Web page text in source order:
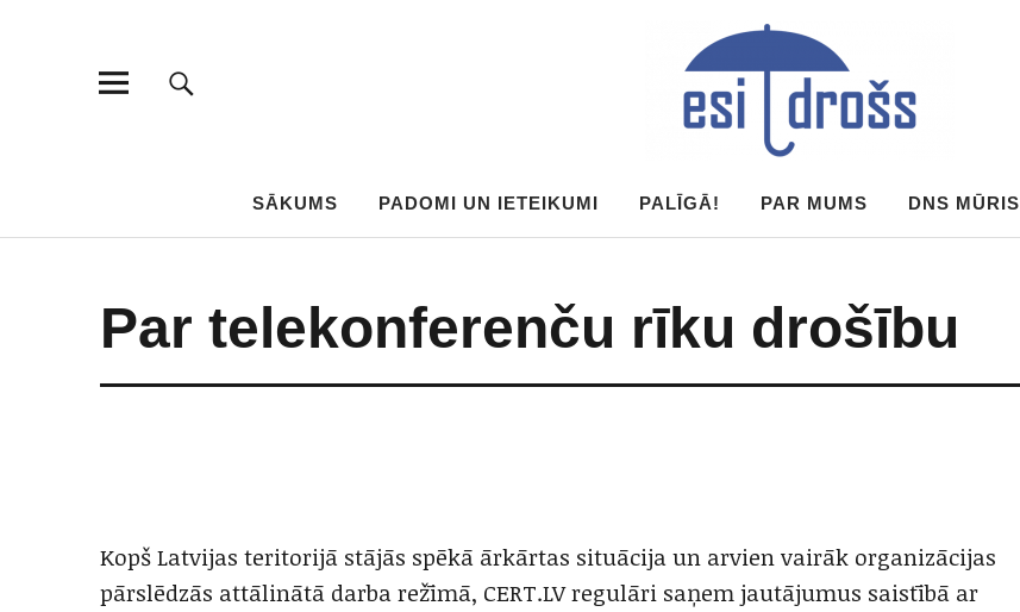
SĀKUMS PADOMI UN IETEIKUMI PALĪGĀ! PAR MUMS DNS MŪRIS
Par telekonferenču rīku drošību
Kopš Latvijas teritorijā stājās spēkā ārkārtas situācija un arvien vairāk organizācijas
pārslēdzās attālinātā darba režīmā, CERT.LV regulāri saņem jautājumus saistībā ar